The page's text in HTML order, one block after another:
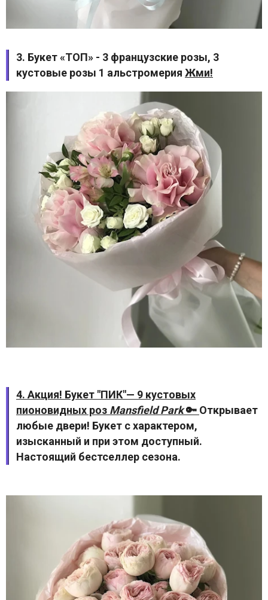
3. Букет «ТОП» - 3 французские розы, 3
кустовые розы 1 альстромерия Жми!
4. Акция! Букет "ПИК"— 9 кустовых
пионовидных роз Mansfield Park🔑 Открывает
любые двери! Букет с характером,
изысканный и при этом доступный.
Настоящий бестселлер сезона.